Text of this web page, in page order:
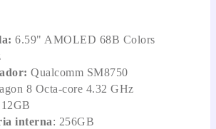
6.59" AMOLED 68B Colors
Qualcomm SM8750
8 Octa-core 4.32 GHz
12GB
interna: 256GB